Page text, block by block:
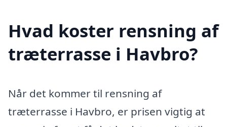
Hvad koster rensning af
træterrasse i Havbro?
Når det kommer til rensning af
træterrasse i Havbro, er prisen vigtig at